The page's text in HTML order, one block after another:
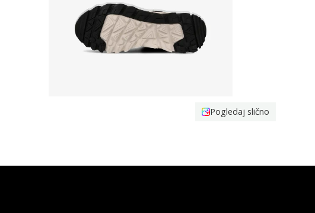
Pogledaj slično